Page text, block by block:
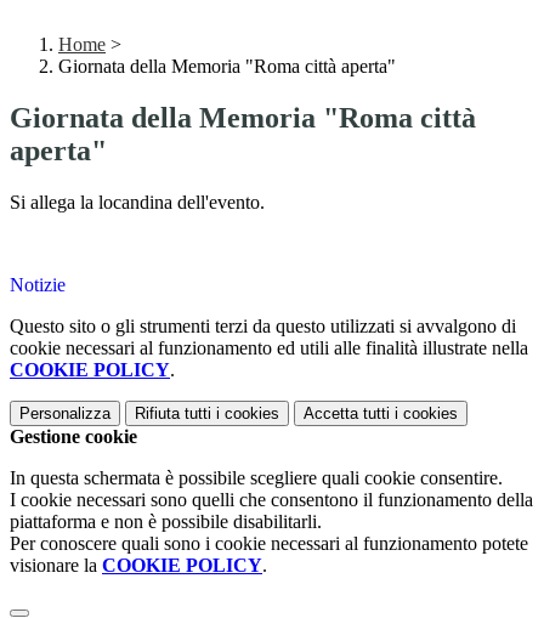
Home >
Giornata della Memoria "Roma città aperta"
Giornata della Memoria "Roma città
aperta"
Si allega la locandina dell'evento.
Notizie
Questo sito o gli strumenti terzi da questo utilizzati si avvalgono di
cookie necessari al funzionamento ed utili alle finalità illustrate nella
COOKIE POLICY.
Personalizza Rifiuta tutti i cookies Accetta tutti i cookies
Gestione cookie
In questa schermata è possibile scegliere quali cookie consentire.
I cookie necessari sono quelli che consentono il funzionamento della
piattaforma e non è possibile disabilitarli.
Per conoscere quali sono i cookie necessari al funzionamento potete
visionare la COOKIE POLICY.